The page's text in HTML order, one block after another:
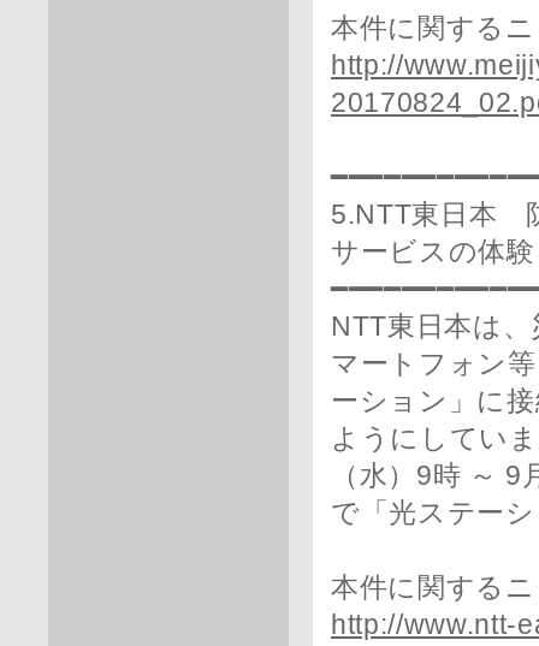
本件に関する
http://
5.NTT東日本
サービスの体
NTT東日本は
マートフォン
ーション」に
ようにしてい
（水）9時 ～
で「光ステー
本件に関する
http://www.ntt-